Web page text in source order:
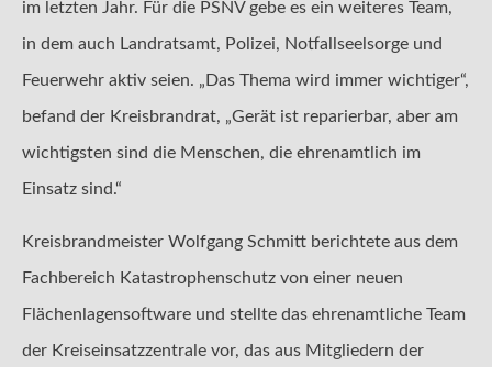
im letzten Jahr. Für die PSNV gebe es ein weiteres Team,
in dem auch Landratsamt, Polizei, Notfallseelsorge und
Feuerwehr aktiv seien. „Das Thema wird immer wichtiger“,
befand der Kreisbrandrat, „Gerät ist reparierbar, aber am
wichtigsten sind die Menschen, die ehrenamtlich im
Einsatz sind.“
Kreisbrandmeister Wolfgang Schmitt berichtete aus dem
Fachbereich Katastrophenschutz von einer neuen
Flächenlagensoftware und stellte das ehrenamtliche Team
der Kreiseinsatzzentrale vor, das aus Mitgliedern der